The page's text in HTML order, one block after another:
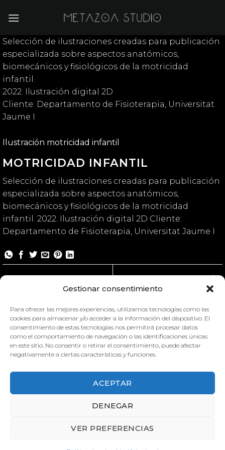
Gestionar consentimiento
Para ofrecer las mejores experiencias, utilizamos tecnologías como las
cookies para almacenar y/o acceder a la información del dispositivo. El
consentimiento de estas tecnologías nos permitirá procesar datos
como el comportamiento de navegación o las identificaciones únicas
en este sitio. No consentir o retirar el consentimiento, puede afectar
negativamente a ciertas características y funciones.
ACEPTAR
DENEGAR
VER PREFERENCIAS
Ilustración motricidad infantil
MOTRICIDAD INFANTIL
Selección de ilustraciones creadas para publicación
especializada sobre aspectos anatómicos,
biomecánicos y fisiológicos de la motricidad
infantil. 2022. Ilustración digital 2D Cliente:
Departamento de Fisioterapia, Universitat Jaume I
Selección de ilustraciones creadas para publicación
especializada sobre aspectos anatómicos,
biomecánicos y fisiológicos de la motricidad
infantil.
2022. Ilustración digital 2D
Cliente: Departamento de Fisioterapia, Universitat
Jaume I